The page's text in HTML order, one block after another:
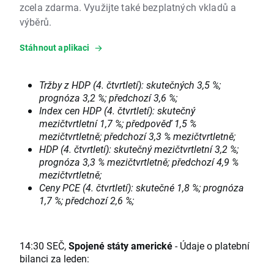
zcela zdarma. Využijte také bezplatných vkladů a
výběrů.
Stáhnout aplikaci
Tržby z HDP (4. čtvrtletí): skutečných 3,5 %;
prognóza 3,2 %; předchozí 3,6 %;
Index cen HDP (4. čtvrtletí): skutečný
mezičtvrtletní 1,7 %; předpověď 1,5 %
mezičtvrtletně; předchozí 3,3 % mezičtvrtletně;
HDP (4. čtvrtletí): skutečný mezičtvrtletní 3,2 %;
prognóza 3,3 % mezičtvrtletně; předchozí 4,9 %
mezičtvrtletně;
Ceny PCE (4. čtvrtletí): skutečné 1,8 %; prognóza
1,7 %; předchozí 2,6 %;
14:30 SEČ,Spojené státy americké- Údaje o platební
bilanci za leden: